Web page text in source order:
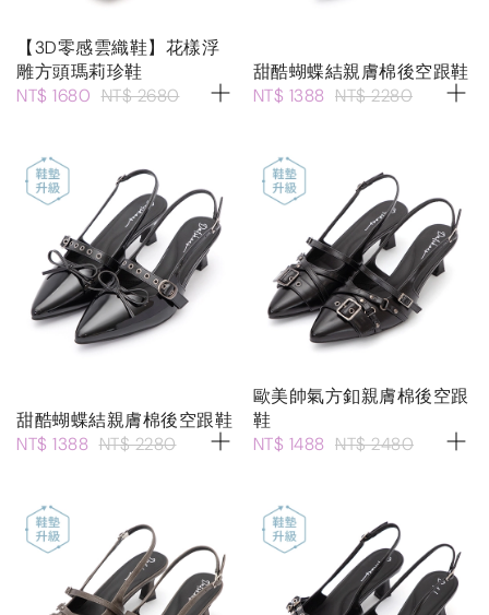
【3D零感雲織鞋】花樣浮
雕方頭瑪莉珍鞋
NT$ 1680 NT$ 2680
甜酷蝴蝶結親膚棉後空跟鞋
NT$ 1388 NT$ 2280
甜酷蝴蝶結親膚棉後空跟鞋
NT$ 1388 NT$ 2280
歐美帥氣方釦親膚棉後空跟
鞋
NT$ 1488 NT$ 2480